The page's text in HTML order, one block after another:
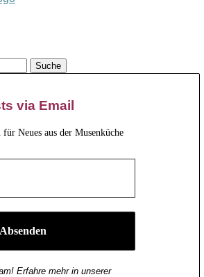
via Email
Neues aus der Musenküche
Erfahre mehr in unserer